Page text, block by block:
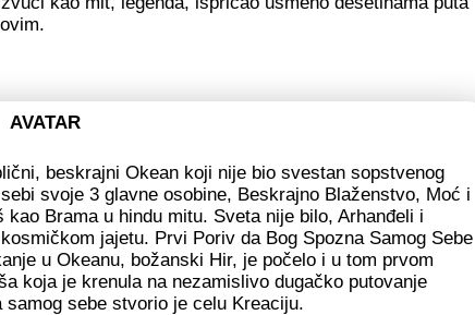
AVATAR
beskrajni Okean koji nije bio svestan sopstvenog
svoje 3 glavne osobine, Beskrajno Blaženstvo, Moć i
Brama u hindu mitu. Sveta nije bilo, Arhanđeli i
jajetu. Prvi Poriv da Bog Spozna Samog Sebe
u Okeanu, božanski Hir, je počelo i u tom prvom
koja je krenula na nezamislivo dugačko putovanje
samog sebe stvorio je celu Kreaciju.